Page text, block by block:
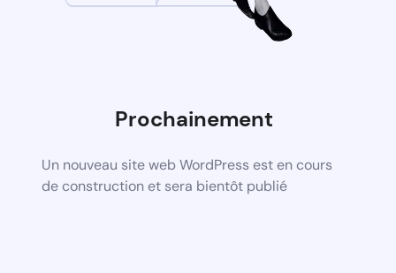
Prochainement
Un nouveau site web WordPress est en cours
de construction et sera bientôt publié